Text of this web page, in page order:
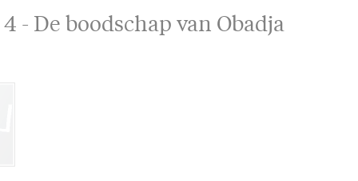
- De boodschap van Obadja